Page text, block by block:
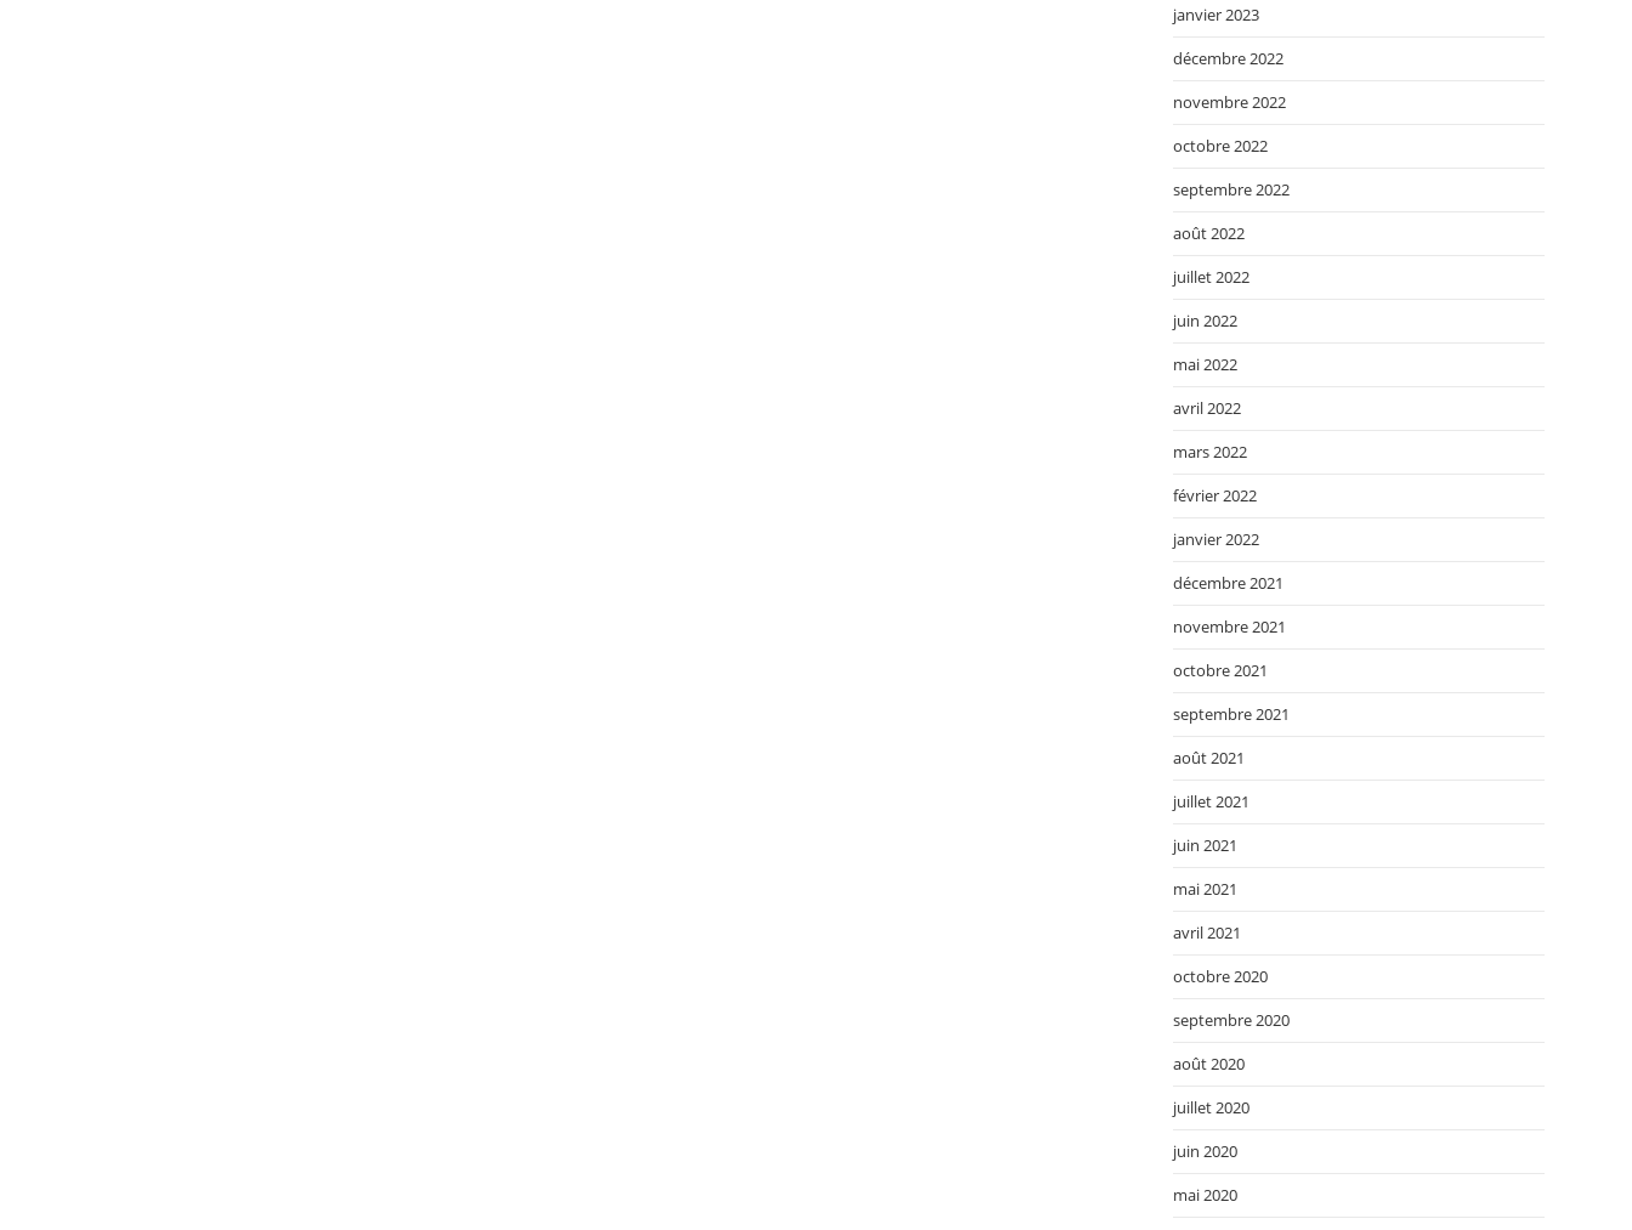
janvier 2023
décembre 2022
novembre 2022
octobre 2022
septembre 2022
août 2022
juillet 2022
juin 2022
mai 2022
avril 2022
mars 2022
février 2022
janvier 2022
décembre 2021
novembre 2021
octobre 2021
septembre 2021
août 2021
juillet 2021
juin 2021
mai 2021
avril 2021
octobre 2020
septembre 2020
août 2020
juillet 2020
juin 2020
mai 2020